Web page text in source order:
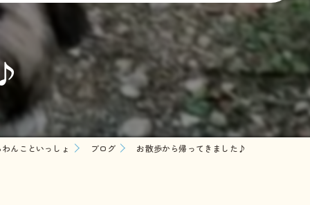
散歩代行
介護
訪問
預かり
横須賀市動物取扱標識
コラム
んこといっしょ ブログ お散歩から帰ってきました♪